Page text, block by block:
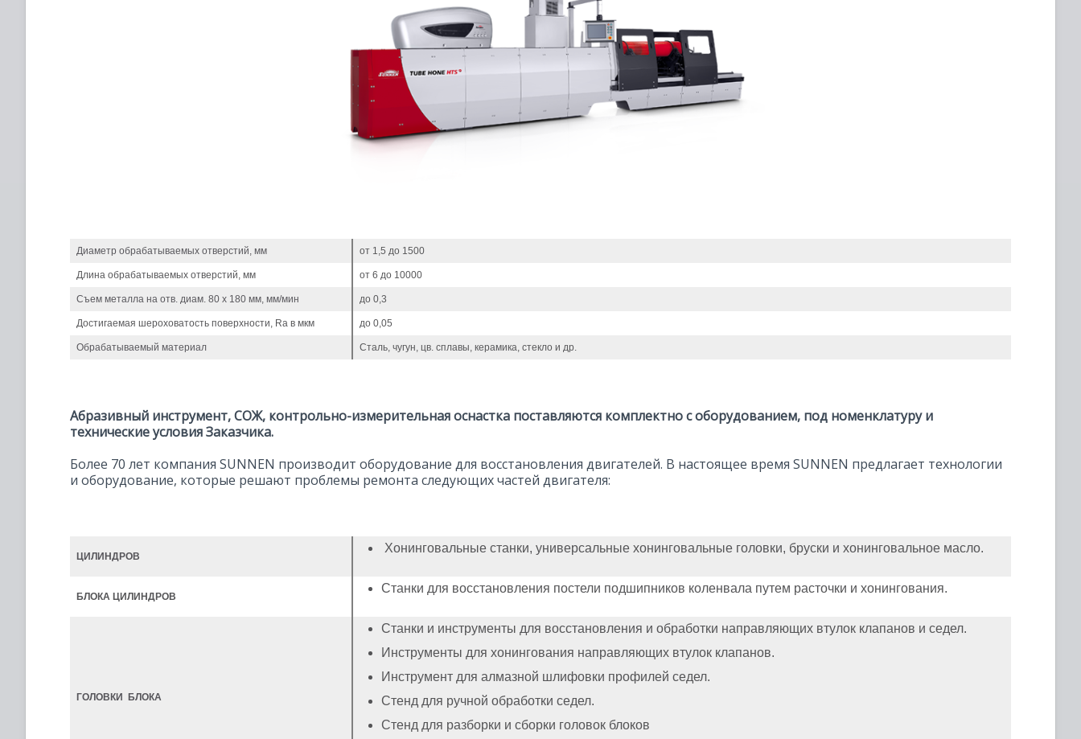
Диаметр обрабатываемых отверстий, мм от 1,5 до 1500
Длина обрабатываемых отверстий, мм от 6 до 10000
Съем металла на отв. диам. 80 х 180 мм, мм/мин до 0,3
Достигаемая шероховатость поверхности, Ra в мкм до 0,05
Обрабатываемый материал Сталь, чугун, цв. сплавы, керамика, стекло и др.
Абразивный инструмент, СОЖ, контрольно-измерительная оснастка поставляются комплектно с оборудованием, под номенклатуру и
технические условия Заказчика.
Более 70 лет компания SUNNEN производит оборудование для восстановления двигателей. В настоящее время SUNNEN предлагает технологии
и оборудование, которые решают проблемы ремонта следующих частей двигателя:
ЦИЛИНДРОВ
Хонинговальные станки, универсальные хонинговальные головки, бруски и хонинговальное масло.
БЛОКА ЦИЛИНДРОВ
Станки для восстановления постели подшипников коленвала путем расточки и хонингования.
ГОЛОВКИ БЛОКА
Станки и инструменты для восстановления и обработки направляющих втулок клапанов и седел.
Инструменты для хонингования направляющих втулок клапанов.
Инструмент для алмазной шлифовки профилей седел.
Стенд для ручной обработки седел.
Стенд для разборки и сборки головок блоков